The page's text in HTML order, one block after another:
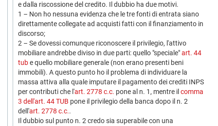
e dalla riscossione del credito. Il dubbio ha due motivi.
1 – Non ho nessuna evidenza che le tre fonti di entrata siano
direttamente collegate ad acquisti fatti con il finanziamento in
discorso;
2 – Se dovessi comunque riconoscere il privilegio, l'attivo
mobiliare andrebbe diviso in due parti: quello "speciale"art. 44
tube quello mobiliare generale (non erano presenti beni
immobili). A questo punto ho il problema di individuare la
massa attiva alla quale imputare il pagamento dei crediti INPS
per contributi che l'art. 2778 c.c. pone al n. 1, mentre il comma
3 dell'art. 44 TUB pone il privilegio della banca dopo il n. 2
dell'art. 2778 c.c..
Il dubbio sul punto n. 2 credo sia superabile con una